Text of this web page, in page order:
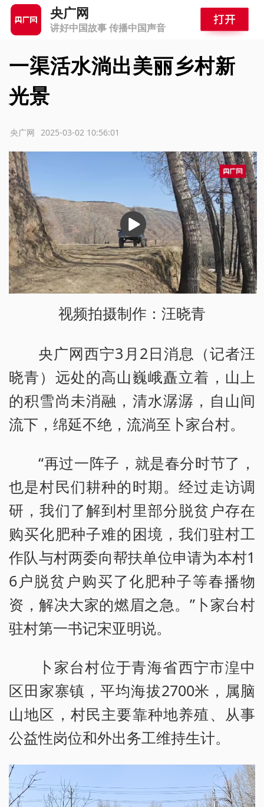
央广网
讲好中国故事 传播中国声音
一渠活水淌出美丽乡村新
光景
2025-03-02 10:56:01
央广网
播
放
视频拍摄制作：汪晓青
央广网西宁3月2日消息（记者汪
晓青）远处的高山巍峨矗立着，山上
的积雪尚未消融，清水潺潺，自山间
流下，绵延不绝，流淌至卜家台村。
“再过一阵子，就是春分时节了，
也是村民们耕种的时期。经过走访调
研，我们了解到村里部分脱贫户存在
购买化肥种子难的困境，我们驻村工
作队与村两委向帮扶单位申请为本村1
6户脱贫户购买了化肥种子等春播物
资，解决大家的燃眉之急。”卜家台村
驻村第一书记宋亚明说。
卜家台村位于青海省西宁市湟中
区田家寨镇，平均海拔2700米，属脑
山地区，村民主要靠种地养殖、从事
公益性岗位和外出务工维持生计。